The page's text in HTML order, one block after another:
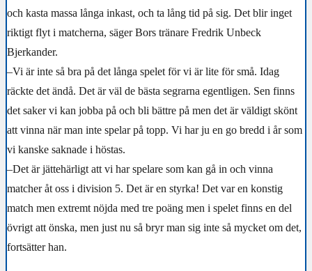
och kasta massa långa inkast, och ta lång tid på sig. Det blir inget
riktigt flyt i matcherna, säger Bors tränare Fredrik Unbeck
Bjerkander.
–Vi är inte så bra på det långa spelet för vi är lite för små. Idag
räckte det ändå. Det är väl de bästa segrarna egentligen. Sen finns
det saker vi kan jobba på och bli bättre på men det är väldigt skönt
att vinna när man inte spelar på topp. Vi har ju en go bredd i år som
vi kanske saknade i höstas.
–Det är jättehärligt att vi har spelare som kan gå in och vinna
matcher åt oss i division 5. Det är en styrka! Det var en konstig
match men extremt nöjda med tre poäng men i spelet finns en del
övrigt att önska, men just nu så bryr man sig inte så mycket om det,
fortsätter han.